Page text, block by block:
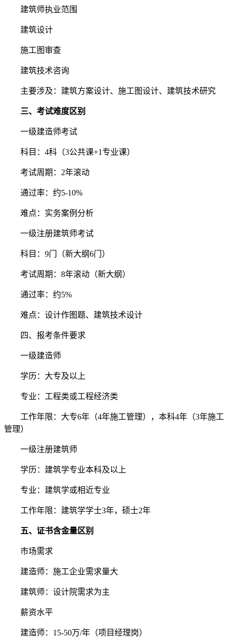
建筑师执业范围
建筑设计
施工图审查
建筑技术咨询
主要涉及：建筑方案设计、施工图设计、建筑技术研究
三、考试难度区别
一级建造师考试
科目：4科（3公共课+1专业课）
考试周期：2年滚动
通过率：约5-10%
难点：实务案例分析
一级注册建筑师考试
科目：9门（新大纲6门）
考试周期：8年滚动（新大纲）
通过率：约5%
难点：设计作图题、建筑技术设计
四、报考条件要求
一级建造师
学历：大专及以上
专业：工程类或工程经济类
工作年限：大专6年（4年施工管理），本科4年（3年施工
管理）
一级注册建筑师
学历：建筑学专业本科及以上
专业：建筑学或相近专业
工作年限：建筑学学士3年，硕士2年
五、证书含金量区别
市场需求
建造师：施工企业需求量大
建筑师：设计院需求为主
薪资水平
建造师：15-50万/年（项目经理岗）